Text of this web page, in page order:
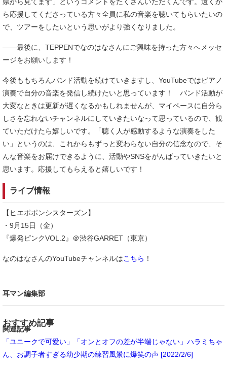
ら応援してくださっている方々全員に私の音楽を聴いてもらいたいの
で、ツアーをしたいという思いがより強くなりました。
――最後に、TEPPENでなのはなさんにご興味を持った方々へメッセ
ージをお願いします！
今後ももちろんバンド活動を続けていきますし、YouTubeではピアノ
演奏で自分の音楽を発信し続けたいと思っています！ バンド活動が
大変なときは更新が遅くなるかもしれませんが、マイペースに自分ら
しさを忘れないチャンネルにしていきたいなって思っているので、観
ていただけたら嬉しいです。「聴く人が感動するような演奏をした
い」というのは、これからもずっと変わらない自分の信念なので、そ
んな音楽をお届けできるように、活動やSNSをがんばっていきたいと
思います。応援してもらえると嬉しいです！
ライブ情報
【ヒエポポンシスターズン】
・9月15日（金）
『爆発ピンクVOL.2』＠渋谷GARRET（東京）
なのはなさんのYouTubeチャンネルはこちら ！
耳マン編集部
おすすめ記事
関連記事
「ユニークで可愛い」「オンとオフの差が半端じゃない」ハラミちゃ
ん、お調子者すぎる幼少期の練習風景に爆笑の声 [2022/2/6]